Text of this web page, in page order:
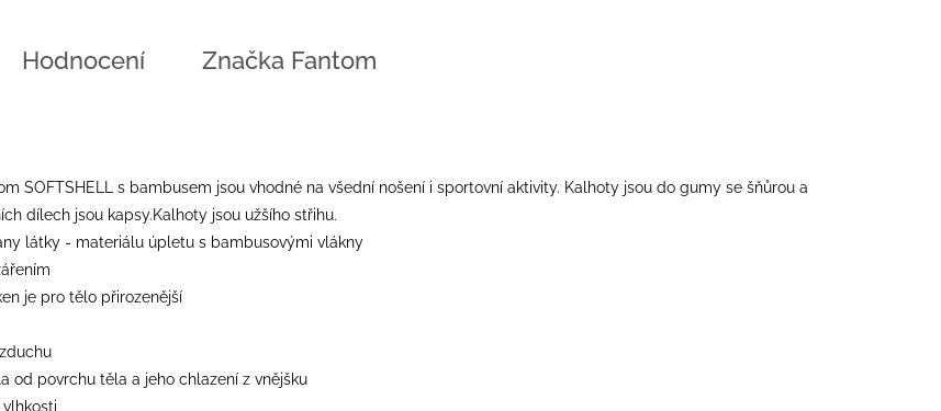
Hodnocení Značka Fantom
SOFTSHELL s bambusem jsou vhodné na všední nošení i sportovní aktivity. Kalhoty jsou do gumy se šňůrou a
dílech jsou kapsy.Kalhoty jsou užšího střihu.
látky - materiálu úpletu s bambusovými vlákny
je pro tělo přirozenější
od povrchu těla a jeho chlazení z vnějšku